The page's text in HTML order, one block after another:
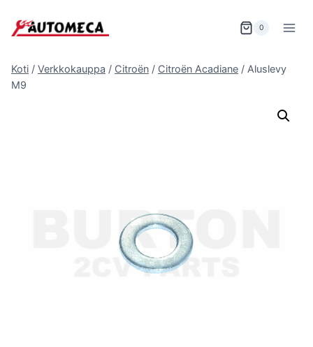
sisältöön
0
Koti / Verkkokauppa / Citroën / Citroën Acadiane / Aluslevy
M9